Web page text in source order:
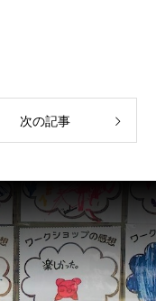
次の記事